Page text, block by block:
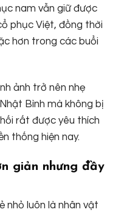
nam vẫn giữ được
phục Việt, đồng thời
hơn trong các buổi
ảnh trở nên nhẹ
Bình mà không bị
rất được yêu thích
thống hiện nay.
giản nhưng đầy
nhỏ luôn là nhân vật